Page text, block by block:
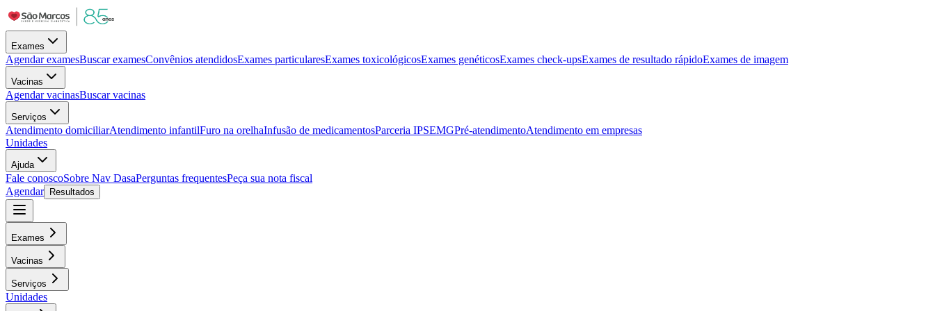
Exames
Agendar examesBuscar examesConvênios atendidosExames particularesExames toxicológicosExames genéticosExames check-upsExames de resultado rápidoExames de imagem
Vacinas
Agendar vacinasBuscar vacinas
Serviços
Atendimento domiciliarAtendimento infantilFuro na orelhaInfusão de medicamentosParceria IPSEMGPré-atendimentoAtendimento em empresas
Unidades
Ajuda
Fale conoscoSobre Nav DasaPerguntas frequentesPeça sua nota fiscal
Agendar
Resultados
Exames
Vacinas
Serviços
Unidades